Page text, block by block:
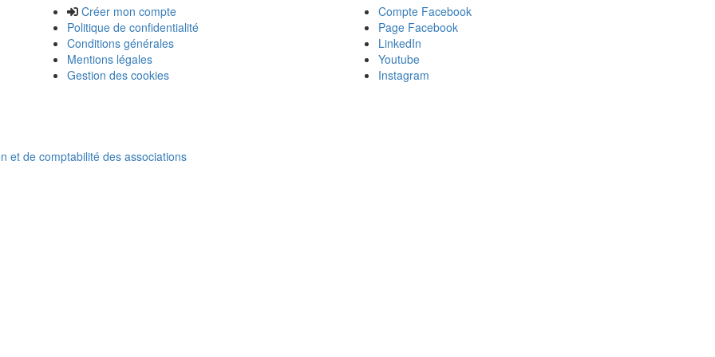
Créer mon compte
Politique de confidentialité
Conditions générales
Mentions légales
Gestion des cookies
Compte Facebook
Page Facebook
LinkedIn
Youtube
Instagram
et de comptabilité des associations